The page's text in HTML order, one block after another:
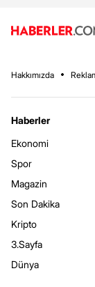
Hakkımızda
Haberler
Ekonomi
Spor
Magazin
Son Dakika
Kripto
3.Sayfa
Dünya